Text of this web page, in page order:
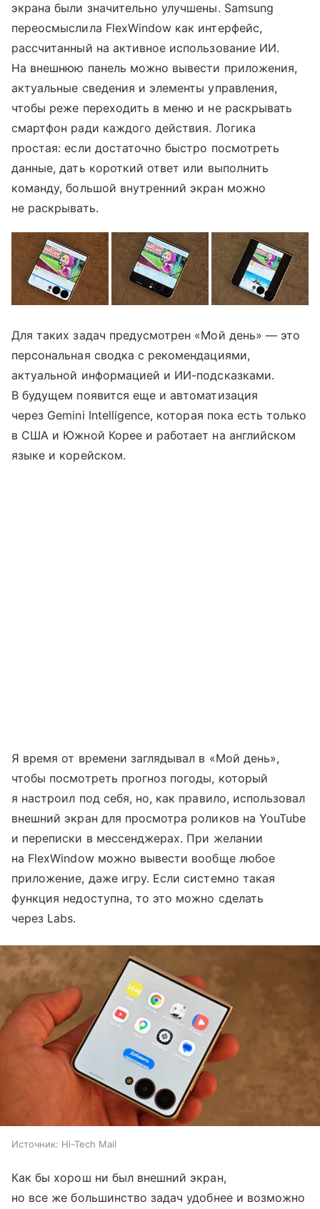
экрана были значительно улучшены. Samsung
переосмыслила FlexWindow как интерфейс,
рассчитанный на активное использование ИИ.
На внешнюю панель можно вывести приложения,
актуальные сведения и элементы управления,
чтобы реже переходить в меню и не раскрывать
смартфон ради каждого действия. Логика
простая: если достаточно быстро посмотреть
данные, дать короткий ответ или выполнить
команду, большой внутренний экран можно
не раскрывать.
Для таких задач предусмотрен «Мой день» — это
персональная сводка с рекомендациями,
актуальной информацией и ИИ-подсказками.
В будущем появится еще и автоматизация
через Gemini Intelligence, которая пока есть только
в США и Южной Корее и работает на английском
языке и корейском.
Я время от времени заглядывал в «Мой день»,
чтобы посмотреть прогноз погоды, который
я настроил под себя, но, как правило, использовал
внешний экран для просмотра роликов на YouTube
и переписки в мессенджерах. При желании
на FlexWindow можно вывести вообще любое
приложение, даже игру. Если системно такая
функция недоступна, то это можно сделать
через Labs.
Источник: Hi-Tech Mail
Как бы хорош ни был внешний экран,
но все же большинство задач удобнее и возможно